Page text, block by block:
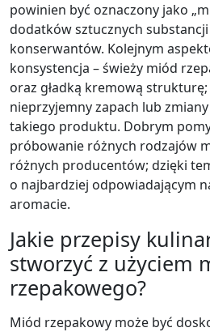
powinien być oznaczony jako
dodatków sztucznych substancji
konserwantów. Kolejnym
konsystencja – świeży miód
oraz gładką kremową
nieprzyjemny zapach lub
takiego produktu. Dobrym
próbowanie różnych rodzajów
różnych producentów; dzięki
o najbardziej odpowiadającym
aromacie.
Jakie przepisy
stworzyć z użyciem
rzepakowego?
Miód rzepakowy może być